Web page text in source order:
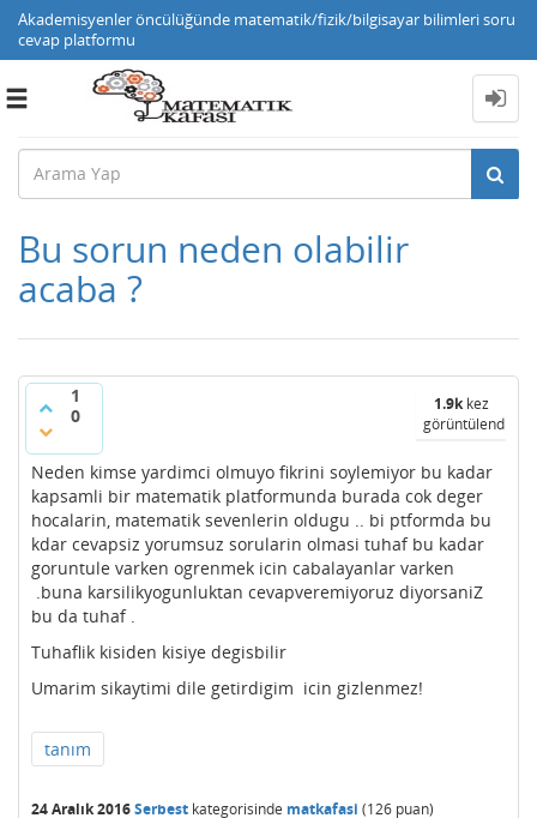
Akademisyenler öncülüğünde matematik/fizik/bilgisayar bilimleri soru
cevap platformu
Toggle
Bu sorun neden olabilir
acaba ?
1
0
1.9kkez
görüntülendi
Neden kimse yardimci olmuyo fikrini soylemiyor bu kadar
kapsamli bir matematik platformunda burada cok deger
hocalarin, matematik sevenlerin oldugu .. bi ptformda bu
kdar cevapsiz yorumsuz sorularin olmasi tuhaf bu kadar
goruntule varken ogrenmek icin cabalayanlar varken
.buna karsilikyogunluktan cevapveremiyoruz diyorsaniZ
bu da tuhaf .
Tuhaflik kisiden kisiye degisbilir
Umarim sikaytimi dile getirdigim icin gizlenmez!
tanım
24 Aralık 2016Serbest kategorisinde matkafasi (126 puan)